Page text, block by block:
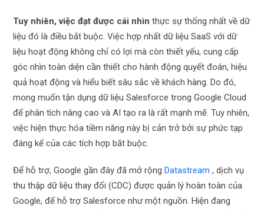
Tuy nhiên, việc đạt được cái nhìnthực sự thống nhất về dữ
liệu đó là điều bắt buộc. Việc hợp nhất dữ liệu SaaS với dữ
liệu hoạt động không chỉ có lợi mà còn thiết yếu, cung cấp
góc nhìn toàn diện cần thiết cho hành động quyết đoán, hiệu
quả hoạt động và hiểu biết sâu sắc về khách hàng. Do đó,
mong muốn tận dụng dữ liệu Salesforce trong Google Cloud
để phân tích nâng cao và AI tạo ra là rất mạnh mẽ. Tuy nhiên,
việc hiện thực hóa tiềm năng này bị cản trở bởi sự phức tạp
đáng kể của các tích hợp bắt buộc.
Để hỗ trợ, Google gần đây đã mở rộngDatastream , dịch vụ
thu thập dữ liệu thay đổi (CDC) được quản lý hoàn toàn của
Google, để hỗ trợ Salesforce như một nguồn. Hiện đang